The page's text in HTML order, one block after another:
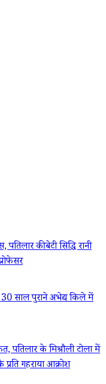
की बेटी सिद्धि रानी
साल पुराने अभेद्य किले में
के मिश्रौली टोला में
प्रति गहराया आक्रोश